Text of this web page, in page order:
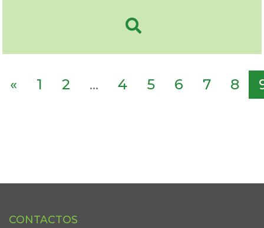
« 1 2 ... 4 5 6 7 8
CONTACTOS